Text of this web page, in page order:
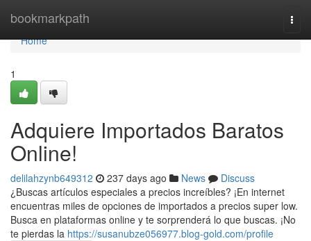
bookmarkpath
Home
Home
1
Adquiere Importados Baratos
Online!
delilahzynb649312 237 days ago News
Discuss
¿Buscas artículos especiales a precios increíbles? ¡En internet
encuentras miles de opciones de importados a precios super low.
Busca en plataformas online y te sorprenderá lo que buscas. ¡No
te pierdas la https://susanubze056977.blog-gold.com/profile